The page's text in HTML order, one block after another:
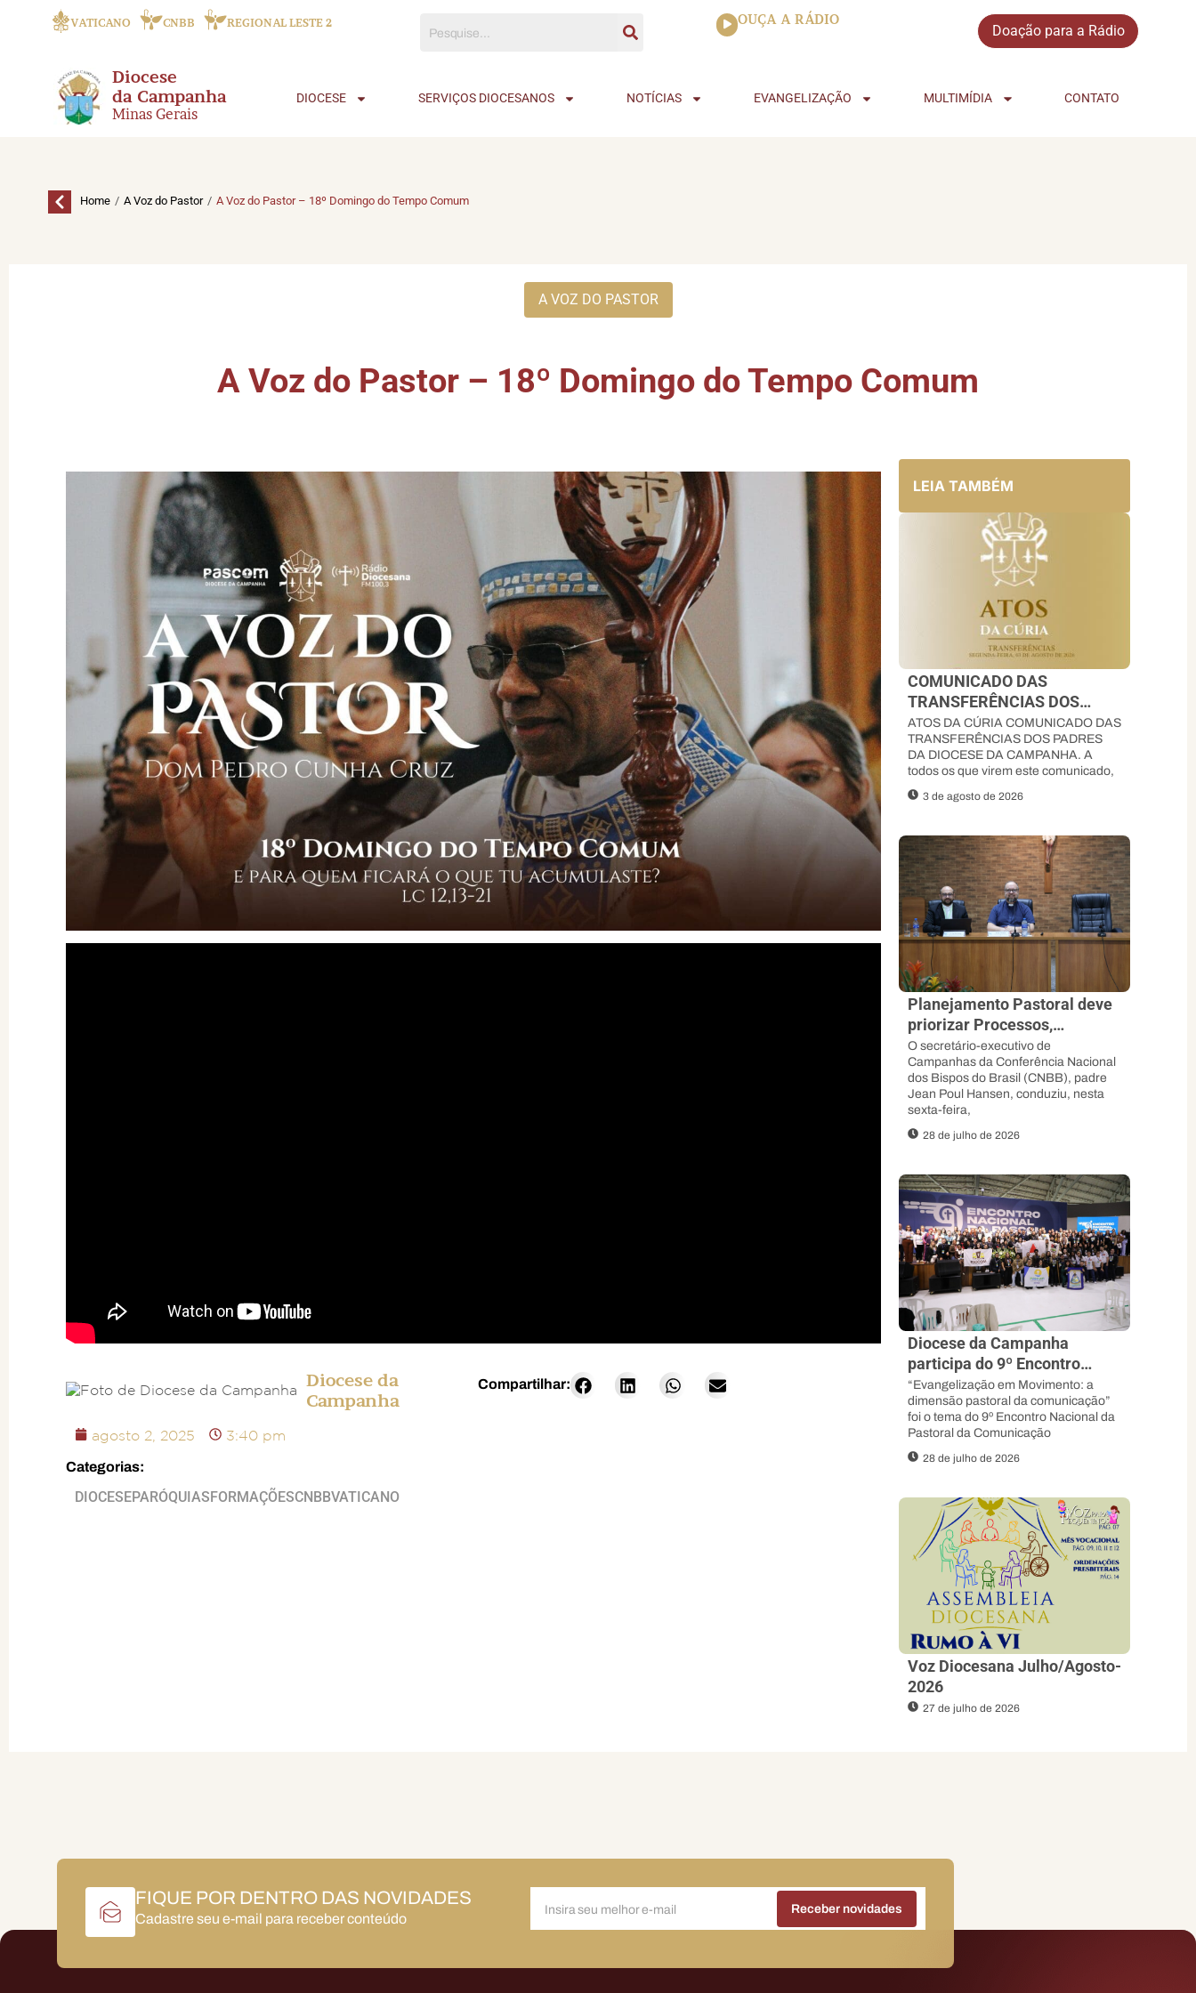
VATICANO CNBB REGIONAL LESTE 2
Tocador
de
OUÇA A RÁDIO
Doação para a Rádio
Diocese
da Campanha
Minas Gerais
DIOCESE SERVIÇOS DIOCESANOS NOTÍCIAS EVANGELIZAÇÃO MULTIMÍDIA CONTATO
Home / A Voz do Pastor / A Voz do Pastor – 18º Domingo do Tempo Comum
A VOZ DO PASTOR
A Voz do Pastor – 18º Domingo do Tempo Comum
Diocese da
Campanha
Compartilhar:
agosto 2, 2025 3:40 pm
Categorias:
DIOCESEPARÓQUIASFORMAÇÕESCNBBVATICANO
LEIA TAMBÉM
COMUNICADO DAS
TRANSFERÊNCIAS DOS
PADRES DA DIOCESE DA
CAMPANHA
ATOS DA CÚRIA COMUNICADO DAS
TRANSFERÊNCIAS DOS PADRES
DA DIOCESE DA CAMPANHA. A
todos os que virem este comunicado,
3 de agosto de 2026
Planejamento Pastoral deve
priorizar Processos,
Sinodalidade e abertura ao
Espírito, orienta padre Jean
Poul
O secretário-executivo de
Campanhas da Conferência Nacional
dos Bispos do Brasil (CNBB), padre
Jean Poul Hansen, conduziu, nesta
sexta-feira,
28 de julho de 2026
Diocese da Campanha
participa do 9º Encontro
Nacional da Pascom e
Fortalece sua Missão
Evangelizadora
“Evangelização em Movimento: a
dimensão pastoral da comunicação”
foi o tema do 9º Encontro Nacional da
Pastoral da Comunicação
28 de julho de 2026
Voz Diocesana Julho/Agosto-
2026
27 de julho de 2026
FIQUE POR DENTRO DAS NOVIDADES
Cadastre seu e-mail para receber conteúdo